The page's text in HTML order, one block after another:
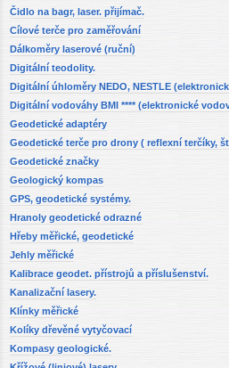
Čidlo na bagr, laser. přijímač.
Cílové terče pro zaměřování
Dálkoměry laserové (ruční)
Digitální teodolity.
Digitální úhloměry NEDO, NESTLE
Digitální vodováhy BMI **** (elektronické
Geodetické adaptéry
Geodetické terče pro drony ( reflexní terčíky,
Geodetické značky
Geologický kompas
GPS, geodetické systémy.
Hranoly geodetické odrazné
Hřeby měřické, geodetické
Jehly měřické
Kalibrace geodet. přístrojů a příslušenství.
Kanalizační lasery.
Klínky měřické
Kolíky dřevěné vytyčovací
Kompasy geologické.